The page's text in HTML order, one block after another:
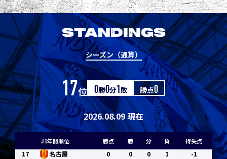
STANDINGS
シーズン（通算）
17位 0勝0分1敗 勝点0
2026.08.09 現在
J1年間順位 勝点 勝 分 負 得失点
10 東京Ｖ 1 0 1 0 0
10 川崎Ｆ 1 0 1 0
12 浦和 0 0 0 1 -1
横浜FM 0 0 1 -1
14 水戸 0 0 1 -1
14 京都 0 0 1 -1
14 岡山 0 0 0 1 -1
17 名古屋 0 0 0 1 -1